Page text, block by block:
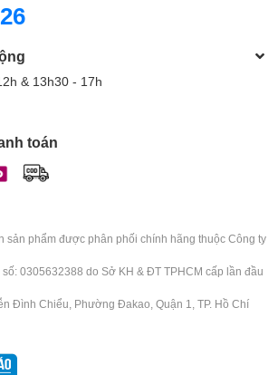
& 13h30 - 17h
toán
sản phẩm được phân phối chính hãng thuộc Công ty
0305632388 do Sở KH & ĐT TPHCM cấp lần đầu
Đình Chiểu, Phường Đakao, Quận 1, TP. Hồ Chí